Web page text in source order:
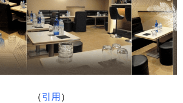
（引用 ）